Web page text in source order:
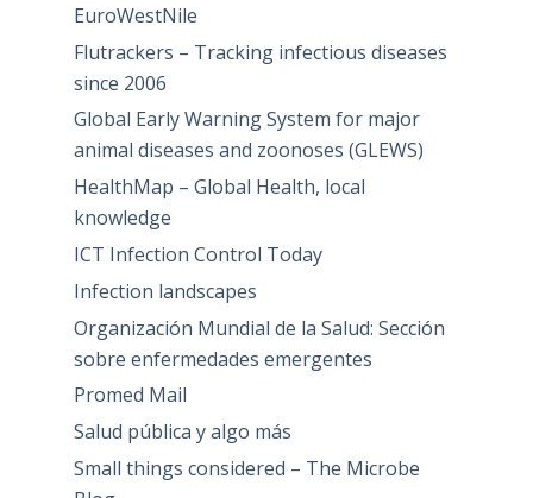
EuroWestNile
Flutrackers – Tracking infectious diseases
since 2006
Global Early Warning System for major
animal diseases and zoonoses (GLEWS)
HealthMap – Global Health, local
knowledge
ICT Infection Control Today
Infection landscapes
Organización Mundial de la Salud: Sección
sobre enfermedades emergentes
Promed Mail
Salud pública y algo más
Small things considered – The Microbe